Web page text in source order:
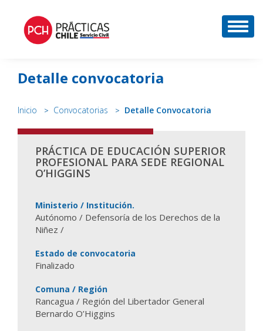
Detalle convocatoria
Inicio Convocatorias Detalle Convocatoria
PRÁCTICA DE EDUCACIÓN SUPERIOR
PROFESIONAL PARA SEDE REGIONAL
O’HIGGINS
Ministerio / Institución.
Autónomo / Defensoría de los Derechos de la
Niñez /
Estado de convocatoria
Finalizado
Comuna / Región
Rancagua / Región del Libertador General
Bernardo O’Higgins